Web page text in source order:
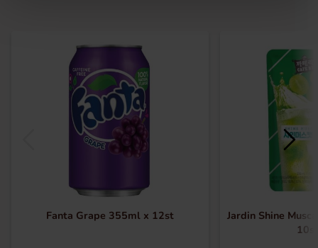
Fanta Grape 355ml x 12st
Jardin Shine
10st